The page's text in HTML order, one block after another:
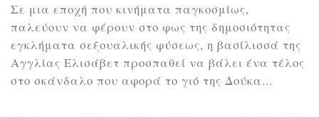
Σε μια εποχή που κινήματα παγκοσμίως,
παλεύουν να φέρουν στο φως της δημοσιότητας
εγκλήματα σεξουαλικής φύσεως, η βασίλισσά της
Αγγλίας Ελισάβετ προσπαθεί να βάλει ένα τέλος
στο σκάνδαλο που αφορά το γιό της Δούκα...